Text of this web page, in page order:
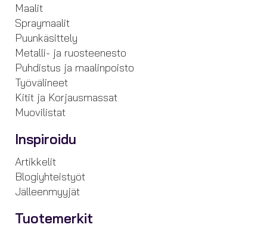
Maalit
Spraymaalit
Puunkäsittely
Metalli- ja ruosteenesto
Puhdistus ja maalinpoisto
Työvälineet
Kitit ja Korjausmassat
Muovilistat
Inspiroidu
Artikkelit
Blogiyhteistyöt
Jälleenmyyjät
Tuotemerkit